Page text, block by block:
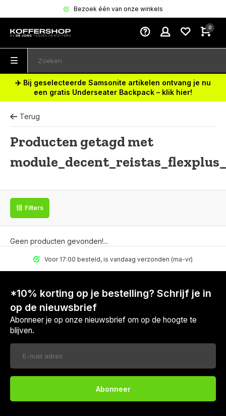
Bezoek één van onze winkels
0
✈️ Bij geselecteerde Samsonite artikelen ontvang je nu
een gratis Underseater Backpack – klik hier!
Terug
Producten getagd met
Filters
Geen producten gevonden!...
Voor 17:00 besteld, is vandaag verzonden (ma-vr)
*10% korting op je bestelling? Schrijf je in
op de nieuwsbrief
Abonneer je op onze nieuwsbrief om op de hoogte te
blijven.
Abonneer